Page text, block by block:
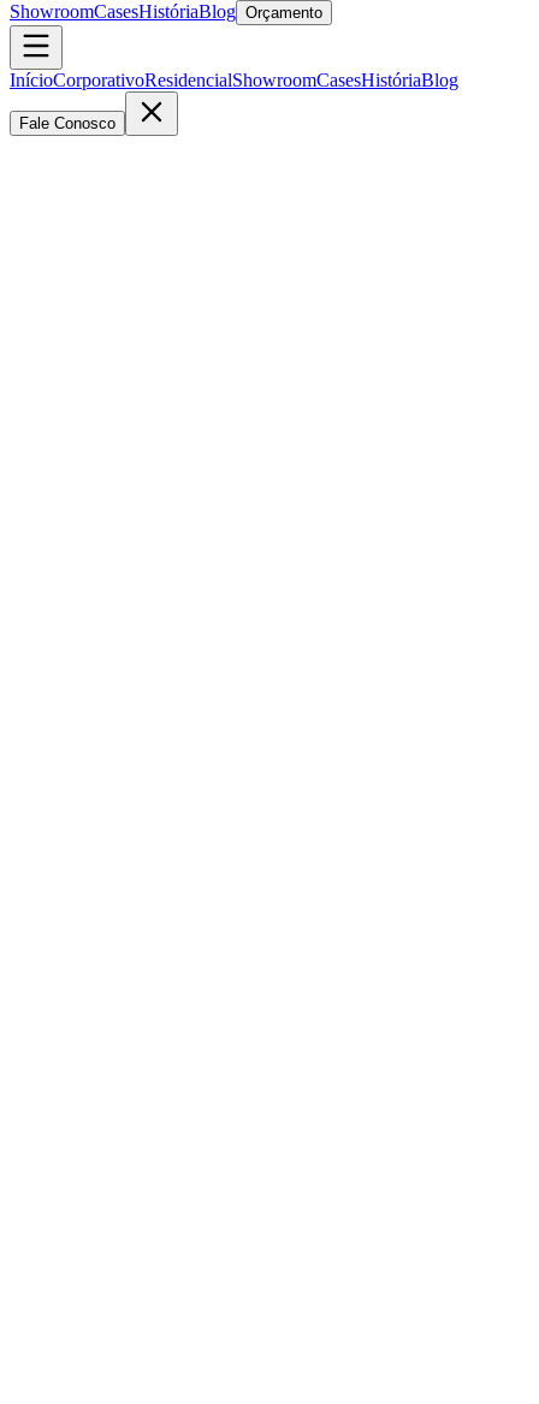
ShowroomCasesHistóriaBlog Orçamento
InícioCorporativoResidencialShowroomCasesHistóriaBlog
Fale Conosco